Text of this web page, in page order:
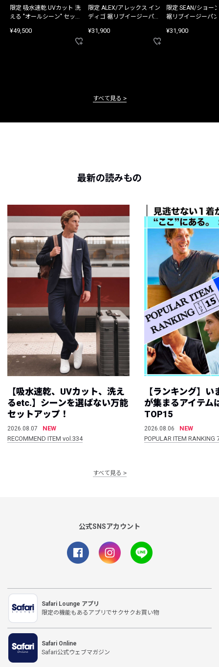
限定 吸水速乾 UVカット 洗
える "オールシーン" セット
¥49,500
限定 ALEX/アレックス イン
ディゴ 裾リブイージーパン
¥31,900
限定 SEAN/ショー
裾リブイージーパ
¥31,900
すべて見る
最新の読みもの
【吸水速乾、UVカット、洗え
るetc.】シーンを選ばない万能
セットアップ！
2026.08.07
NEW
RECOMMEND ITEM vol.334
【ランキング】
が集まるアイテム
TOP15
2026.08.06
NEW
POPULAR ITEM
すべて見る
公式SNSアカウント
Safari Lounge アプリ
限定の機能もあるアプリでサクサクお買い物
Safari Online
Safari公式ウェブマガジン